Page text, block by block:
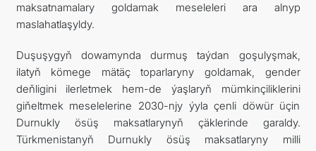
maksatnamalary goldamak meseleleri ara alnyp
maslahatlaşyldy.
Duşuşygyň dowamynda durmuş taýdan goşulyşmak,
ilatyň kömege mätäç toparlaryny goldamak, gender
deňligini ilerletmek hem-de ýaşlaryň mümkinçiliklerini
giňeltmek meselelerine 2030-njy ýyla çenli döwür üçin
Durnukly ösüş maksatlarynyň çäklerinde garaldy.
Türkmenistanyň Durnukly ösüş maksatlaryny milli